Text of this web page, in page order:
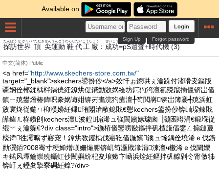
Available on
Login
Forgot password
Sign Up
探訪
たんぼう
世界
せかい
頂
いただき
尖
せん
運動
うんどう
鞋
わらじ
代
だい
工廠
こうしょう
： 成功
せいこう
=pS遺
い
査
さ
+時代
じだい
機
き
(3)
中文(简体) Public
<a href="http://www.skechers-store.com.tw/"
target="_blank">skechers鍙扮仯</a>姣忓ぉ鐐哄ぇ瀹跺付渚嗗叏鏂版
疆娴佺郴鍒楀柈鍝侊紝鐐烘偍鐨勭敓娲绘坊鍔犳洿澶氱殑鑹插僵锛岀偤
鎮ㄧ殑鐢熸椿鍏呮豢娲诲姏锛岃畵浣犳瘡澶╀笉閲嶈锛岀簿褰╃殑浜虹
敓寰炵従鍦ㄩ枊濮嬶紝鏁珛闂滄敞鎴戝€憇kechers鍙扮仯锛屾垜鍊戝
皣鍏ㄦ柊鐨剆kechers澶波鍠搧浠ュ強閬嬪嫊璩囪▕灏囦竴涓€鍛堢従
绲﹀ぇ瀹躲€?div class="intro">鍦栫偤鑾嗙敯鏂拌矾楂旇偛鐢ㄥ搧鏈夐
檺鍏徃灞曠ず寤宠！鎿烘斁钁楀伐寤犵偤鍦嬪鐭ュ悕鍝佺墝浠ｅ伐鐨
勯瀷銆?008骞寸稉婵熷嵄姗熶腑锛屼笉灏戝湪涓湅澶ч櫢浠ｅ伐闉嬫
キ鍩风墰鑰崇殑鑷虹仯闉嬩紒杞夋埌鏉卞崡浜烇紝鏂拌矾鎼剁仒甯傚牬
锛屽ぇ鑸夋摯寮碉紝鎿?/div>